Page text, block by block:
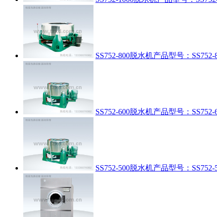
SS752-800脱水机产品型号：SS752-
SS752-600脱水机产品型号：SS752-
SS752-500脱水机产品型号：SS752-